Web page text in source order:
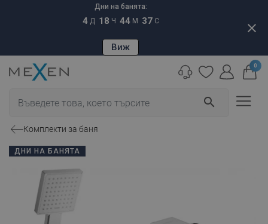
Дни на банята:
4 Д 18 Ч 44 М 36 С
Виж
close
search
0
Комплекти за баня
ДНИ НА БАНЯТА